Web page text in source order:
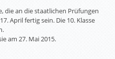
die an die staatlichen Prüfungen
April fertig sein. Die 10. Klasse
am 27. Mai 2015.